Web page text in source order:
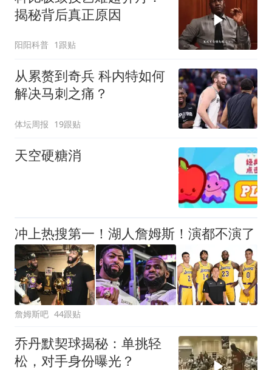
揭秘背后真正原因
阳阳科普 1跟贴
从累赘到奇兵 科内特如何
解决马刺之痛？
体坛周报 19跟贴
天空硬糖消
冲上热搜第一！湖人詹姆斯！演都不演了
詹姆斯吧 44跟贴
乔丹默契球揭秘：单挑轻
松，对手身份曝光？